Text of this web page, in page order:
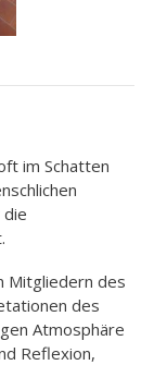
im Schatten
Mitgliedern des
des
Atmosphäre
Reflexion,